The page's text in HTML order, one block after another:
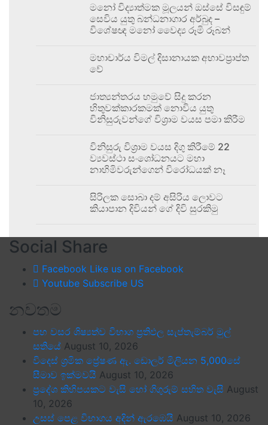
මනෝ විද්‍යාත්මක මූලයන් ඔස්සේ විසඳුම්
සෙවිය යුතු බන්ධනාගාර අර්බුද –
විශේෂඥ මනෝ වෛද්‍ය රූමි රූබන්
මහාචාර්ය විමල් දිසානායක අභාවප්‍රාප්ත
වේ
ජාත්‍යන්තරය හමුවේ සිදු කරන
හිතුවක්කාරකමක් නොවිය යුතු
විනිසුරුවන්ගේ විශ්‍රාම වයස පමා කිරීම
විනිසුරු විශ්‍රාම වයස දිගු කිරීමේ 22
ව්‍යවස්ථා සංශෝධනයට මහා
නාහිමිවරුන්ගෙන් විරෝධයක් නෑ
සිරිලක සොබා දම් අසිරිය ලොවට
කියාපාන දිවියන් ගේ දිවි සුරකිමු
Social Share
Facebook Like us on Facebook
Youtube Subscribe US
නවතම
පහ වසර ශිෂ්‍යත්ව විභාග ප්‍රතිඵල සැප්තැම්බර් මුල්
සතියේ August 10, 2026
විදෙස් ශ්‍රමික ප්‍රේෂණ ඇ. ඩොලර් මිලියන 5,000සේ
සීමාව ඉක්මවයි August 10, 2026
ප්‍රදේශ කිහිපයකට වැසි හෝ ගිගුරුම් සහිත වැසි August
10, 2026
උසස් පෙළ විභාගය අදින් ඇරඹෙයි August 10, 2026